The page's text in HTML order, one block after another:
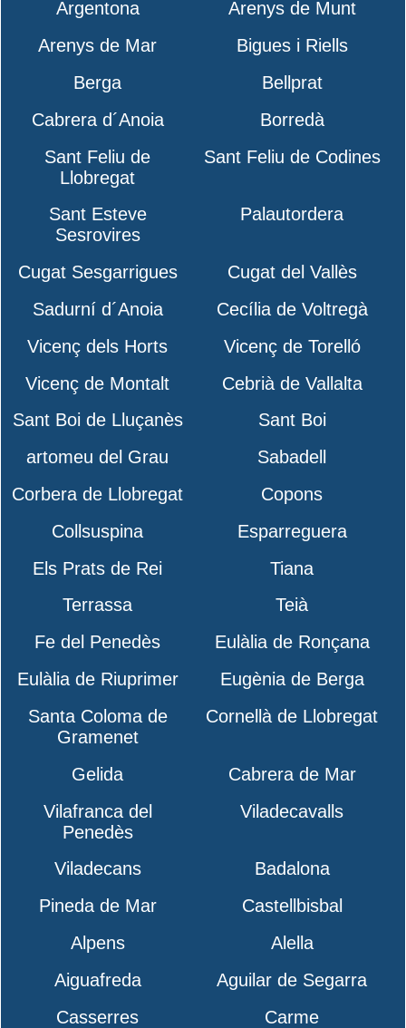
Argentona
Arenys de Munt
Arenys de Mar
Bigues i Riells
Berga
Bellprat
Cabrera d´Anoia
Borredà
Sant Feliu de
Llobregat
Sant Feliu de Codines
Sant Esteve
Sesrovires
Palautordera
Cugat Sesgarrigues
Cugat del Vallès
Sadurní d´Anoia
Cecília de Voltregà
Vicenç dels Horts
Vicenç de Torelló
Vicenç de Montalt
Cebrià de Vallalta
Sant Boi de Lluçanès
Sant Boi
artomeu del Grau
Sabadell
Corbera de Llobregat
Copons
Collsuspina
Esparreguera
Els Prats de Rei
Tiana
Terrassa
Teià
Fe del Penedès
Eulàlia de Ronçana
Eulàlia de Riuprimer
Eugènia de Berga
Santa Coloma de
Gramenet
Cornellà de Llobregat
Gelida
Cabrera de Mar
Vilafranca del
Penedès
Viladecavalls
Viladecans
Badalona
Pineda de Mar
Castellbisbal
Alpens
Alella
Aiguafreda
Aguilar de Segarra
Casserres
Carme